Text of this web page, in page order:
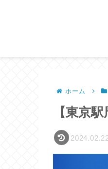
ホーム
【東京
2024.02.22